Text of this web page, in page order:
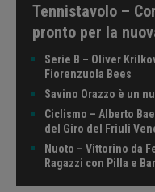
Tennistavolo –
pronto per la
Serie B – Oliver
Fiorenzuola Bees
Savino Orazzo è un
Ciclismo – Alberto
del Giro del Friuli
Nuoto – Vittorino da
Ragazzi con Pilla e